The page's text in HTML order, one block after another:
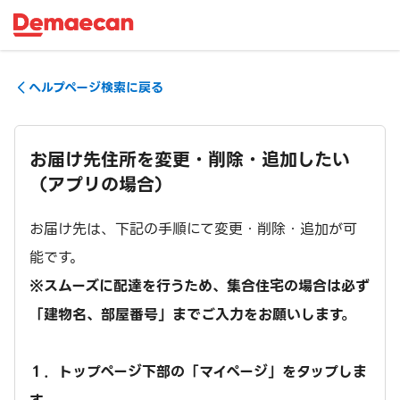
ヘルプページ検索に戻る
お届け先住所を変更・削除・追加したい
（アプリの場合）
お届け先は、下記の手順にて変更・削除・追加が可
能です。
※スムーズに配達を行うため、集合住宅の場合は必ず
「建物名、部屋番号」までご入力をお願いします。
１．トップページ下部の「マイページ」をタップしま